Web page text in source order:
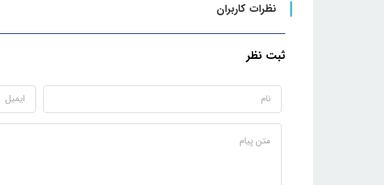
نظرات کاربران
ثبت نظر